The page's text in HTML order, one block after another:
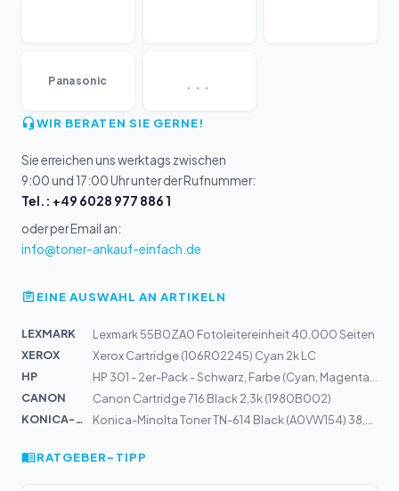
Panasonic ...
WIR BERATEN SIE GERNE!
Sie erreichen uns werktags zwischen
9:00 und 17:00 Uhr unter der Rufnummer:
Tel.: +49 6028 977 886 1
oder per Email an:
info@toner-ankauf-einfach.de
EINE AUSWAHL AN ARTIKELN
LEXMARK
Lexmark 55B0ZA0 Fotoleitereinheit 40.000 Seiten
XEROX
Xerox Cartridge (106R02245) Cyan 2k LC
HP
CANON
Canon Cartridge 716 Black 2,3k (1980B002)
KONICA-MIN...
RATGEBER-TIPP